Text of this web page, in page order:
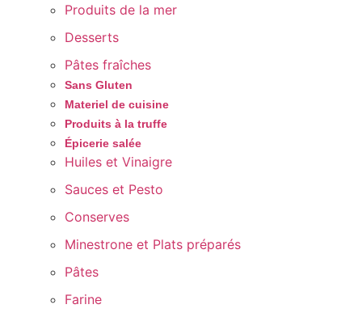
Produits de la mer
Desserts
Pâtes fraîches
Sans Gluten
Materiel de cuisine
Produits à la truffe
Épicerie salée
Huiles et Vinaigre
Sauces et Pesto
Conserves
Minestrone et Plats préparés
Pâtes
Farine